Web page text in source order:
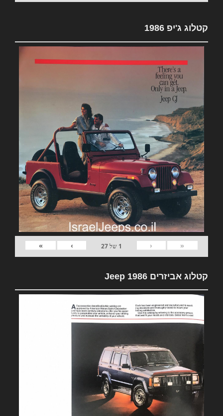
קטלוג ג'יפ 1986
«
‹
1 של27
›
»
קטלוג אביזרים Jeep 1986